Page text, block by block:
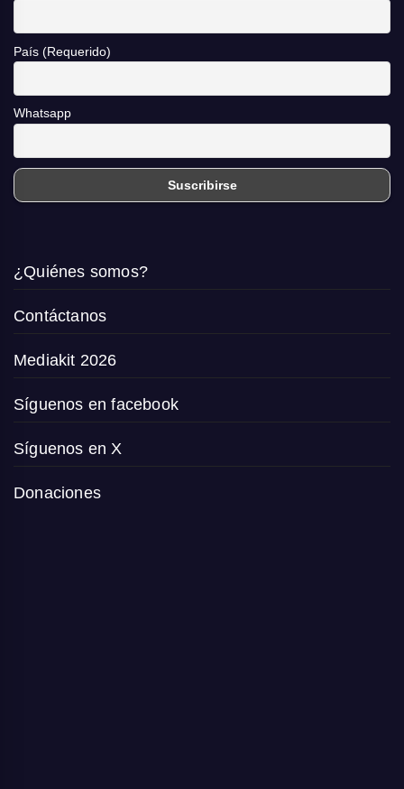
País (Requerido)
Whatsapp
¿Quiénes somos?
Contáctanos
Mediakit 2026
Síguenos en facebook
Síguenos en X
Donaciones